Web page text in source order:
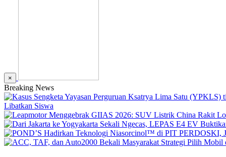
×
Breaking News
Libatkan Siswa